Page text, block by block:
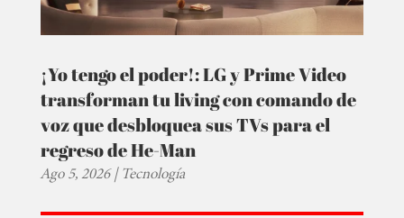
¡Yo tengo el poder!: LG y Prime Video
transforman tu living con comando de
voz que desbloquea sus TVs para el
regreso de He-Man
Ago 5, 2026|Tecnología